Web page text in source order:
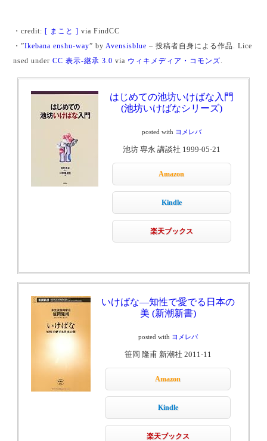
・credit: [ まこと ] via FindCC
・”Ikebana enshu-way” by Avensisblue – 投稿者自身による作品 . Lice
nsed under CC 表示-継承 3.0 via ウィキメディア・コモンズ.
はじめての池坊いけばな入門
(池坊いけばなシリーズ)
posted with ヨメレバ
池坊 専永 講談社 1999-05-21
Amazon
Kindle
楽天ブックス
いけばな―知性で愛でる日本の
美 (新潮新書)
posted with ヨメレバ
笹岡 隆甫 新潮社 2011-11
Amazon
Kindle
楽天ブックス